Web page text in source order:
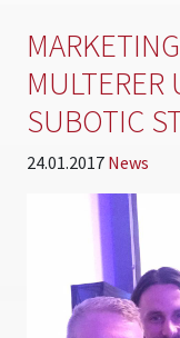
MULTERER
SUBOTIC
24.01.2017 News